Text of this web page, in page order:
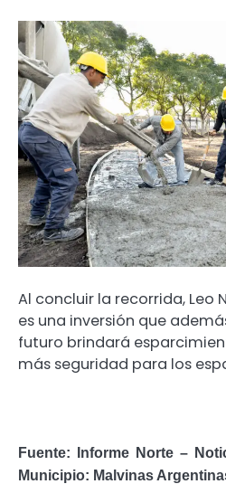
Al concluir la recorrida, Leo
es una inversión que
futuro brindará
más seguridad para los
Fuente: Informe Norte –
Municipio: Malvinas